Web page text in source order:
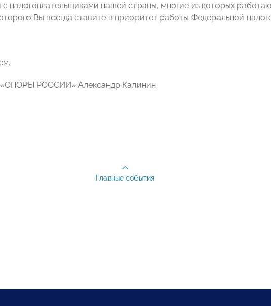
налогоплательщиками нашей страны, многие из которых
Вы всегда ставите в приоритет работы Федеральной
«ОПОРЫ РОССИИ» Александр Калинин
Главные события